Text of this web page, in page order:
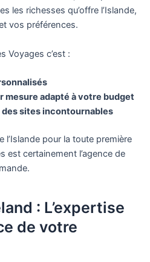
les richesses qu’offre l’Islande,
vos préférences.
Voyages c’est :
mesure adapté à votre budget
sites incontournables
pour la toute première
est certainement l’agence de
: L’expertise
de votre